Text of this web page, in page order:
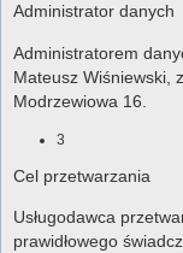
Administrator danych
Administratorem
Mateusz Wiśniewski,
Modrzewiowa 16.
3
Cel przetwarzania
Usługodawca
prawidłowego